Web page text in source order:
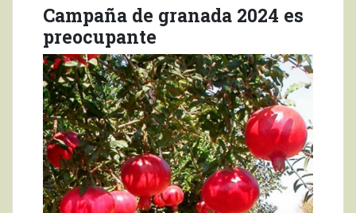
Campaña de granada 2024 es
preocupante